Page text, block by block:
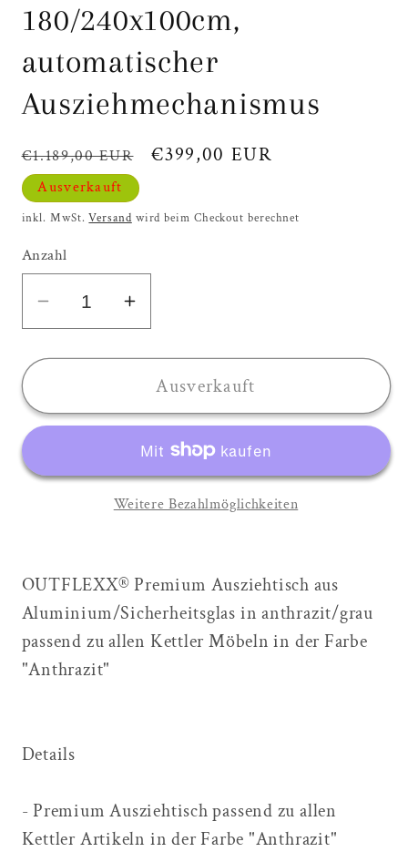
180/240x100cm,
automatischer
Ausziehmechanismus
Normaler
Preis
€1.189,00 EUR Verkaufspreis
€399,00 EUR
Ausverkauft
inkl. MwSt.Versand wird beim Checkout berechnet
Anzahl
Verringere
die
Menge
OUTFLEXX
Premium
Ausziehtisch,
anthrazit/grau,
Alu/Glas,
Ausziehmechanismus
Erhöhe
die
Menge
OUTFLEXX
Ausziehtisch,
anthrazit/grau,
Alu/Glas,
Ausziehmechanismus
Ausverkauft
Weitere Bezahlmöglichkeiten
OUTFLEXX® Premium Ausziehtisch aus
Aluminium/Sicherheitsglas in anthrazit/grau
passend zu allen Kettler Möbeln in der Farbe
"Anthrazit"
Details
- Premium Ausziehtisch passend zu allen
Kettler Artikeln in der Farbe "Anthrazit"